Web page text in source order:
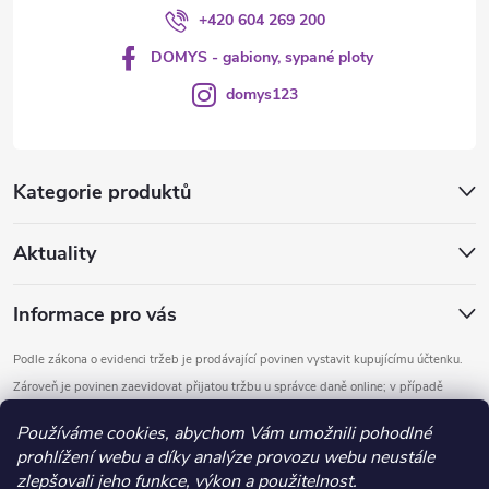
Používáme cookies, abychom Vám umožnili pohodlné
prohlížení webu a díky analýze provozu webu neustále
zlepšovali jeho funkce, výkon a použitelnost.
Kategorie produktů
Aktuality
Informace pro vás
Podle zákona o evidenci tržeb je prodávající povinen vystavit kupujícímu účtenku.
Zároveň je povinen zaevidovat přijatou tržbu u správce daně online; v případě
+420 604 269 200
DOMYS - gabiony, sypané ploty
domys123
Copyright 2026DOMYS. Všechna práva vyhrazena.